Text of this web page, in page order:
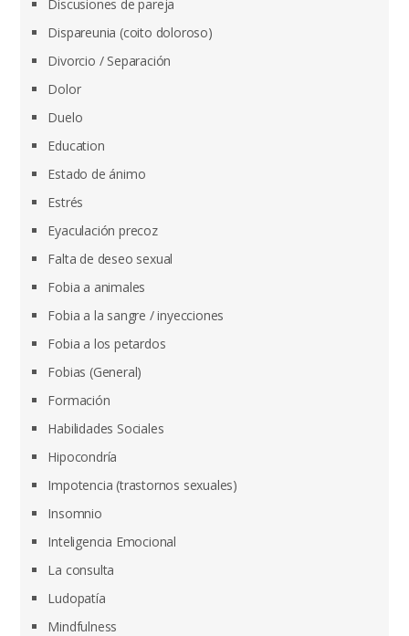
Discusiones de pareja
Dispareunia (coito doloroso)
Divorcio / Separación
Dolor
Duelo
Education
Estado de ánimo
Estrés
Eyaculación precoz
Falta de deseo sexual
Fobia a animales
Fobia a la sangre / inyecciones
Fobia a los petardos
Fobias (General)
Formación
Habilidades Sociales
Hipocondría
Impotencia (trastornos sexuales)
Insomnio
Inteligencia Emocional
La consulta
Ludopatía
Mindfulness